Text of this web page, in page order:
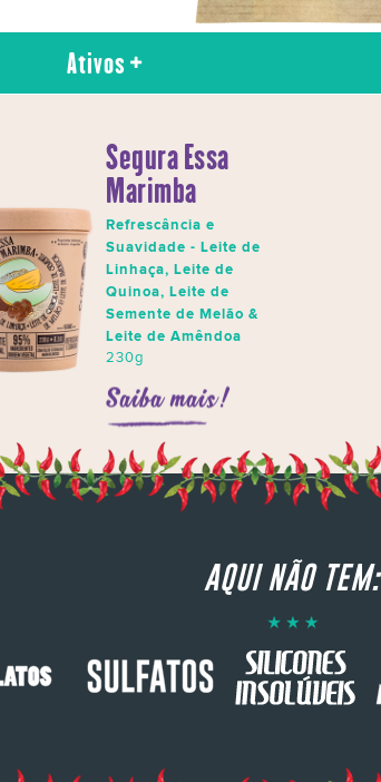
Ativos
Segura Essa
Marimba
Refrescância e
Suavidade - Leite de
Linhaça, Leite de
Quinoa, Leite de
Semente de Melão &
Leite de Amêndoa
230g
Saiba mais!
AQUI NÃO TEM: